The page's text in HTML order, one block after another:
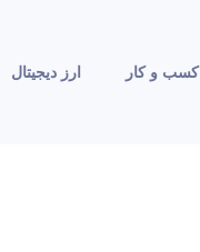
کسب و کار ارز دیجیتال